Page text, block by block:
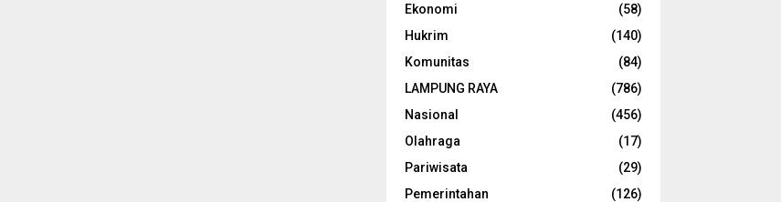
Ekonomi
(58)
Hukrim
(140)
Komunitas
(84)
LAMPUNG RAYA
(786)
Nasional
(456)
Olahraga
(17)
Pariwisata
(29)
Pemerintahan
(126)